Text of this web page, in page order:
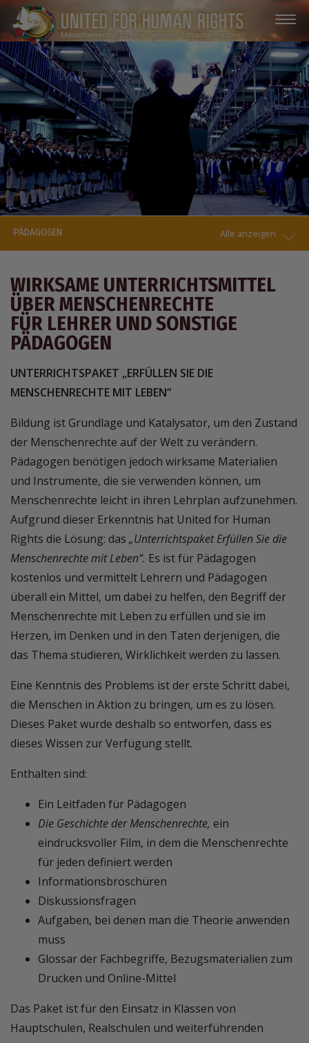
PÄDAGOGEN Alle anzeigen
WIRKSAME UNTERRICHTSMITTEL
ÜBER MENSCHENRECHTE
FÜR LEHRER UND SONSTIGE
PÄDAGOGEN
UNTERRICHTSPAKET „ERFÜLLEN SIE DIE
MENSCHENRECHTE MIT LEBEN“
Bildung ist Grundlage und Katalysator, um den Zustand
der Menschenrechte auf der Welt zu verändern.
Pädagogen benötigen jedoch wirksame Materialien
und Instrumente, die sie verwenden können, um
Menschenrechte leicht in ihren Lehrplan aufzunehmen.
Aufgrund dieser Erkenntnis hat United for Human
Rights die Lösung: das „Unterrichtspaket Erfüllen Sie die
Menschenrechte mit Leben“. Es ist für Pädagogen
kostenlos und vermittelt Lehrern und Pädagogen
überall ein Mittel, um dabei zu helfen, den Begriff der
Menschenrechte mit Leben zu erfüllen und sie im
Herzen, im Denken und in den Taten derjenigen, die
das Thema studieren, Wirklichkeit werden zu lassen.
Eine Kenntnis des Problems ist der erste Schritt dabei,
die Menschen in Aktion zu bringen, um es zu lösen.
Dieses Paket wurde deshalb so entworfen, dass es
dieses Wissen zur Verfügung stellt.
Enthalten sind:
Ein Leitfaden für Pädagogen
Die Geschichte der Menschenrechte, ein
eindrucksvoller Film, in dem die Menschenrechte
für jeden definiert werden
Informationsbroschüren
Diskussionsfragen
Aufgaben, bei denen man die Theorie anwenden
muss
Glossar der Fachbegriffe, Bezugsmaterialien zum
Drucken und Online-Mittel
Das Paket ist für den Einsatz in Klassen von
Hauptschulen, Realschulen und weiterführenden